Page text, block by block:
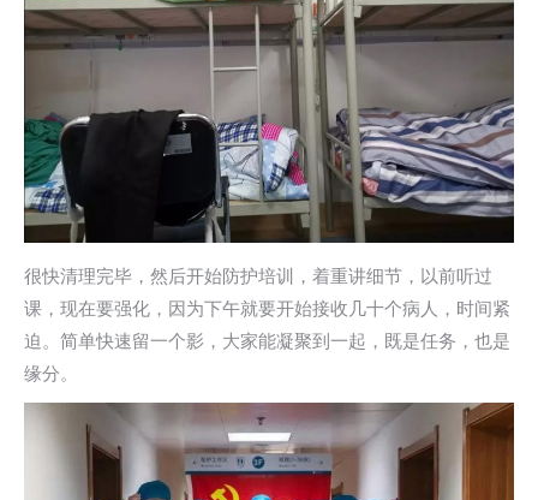
很快清理完毕，然后开始防护培训，着重讲细节，以前听过
课，现在要强化，因为下午就要开始接收几十个病人，时间紧
迫。简单快速留一个影，大家能凝聚到一起，既是任务，也是
缘分。